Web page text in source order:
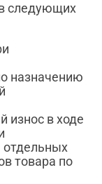
следующих
назначению
износ в ходе
товара по